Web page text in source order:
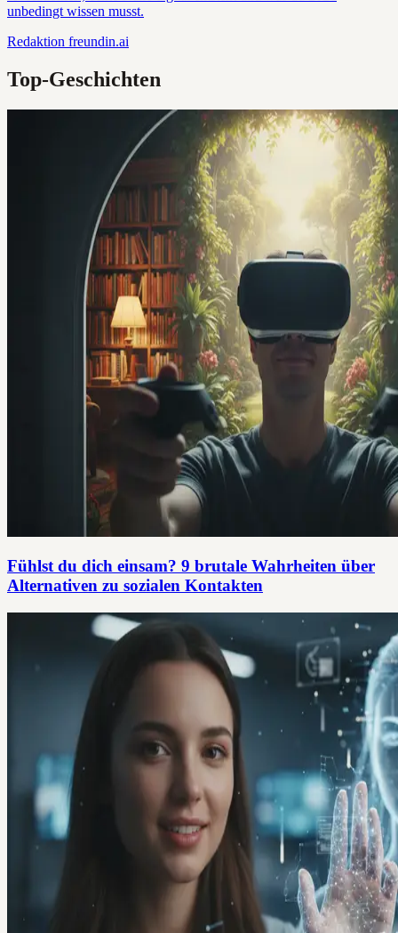
unbedingt wissen musst.
Redaktion freundin.ai
Top-Geschichten
Fühlst du dich einsam? 9 brutale Wahrheiten über
Alternativen zu sozialen Kontakten